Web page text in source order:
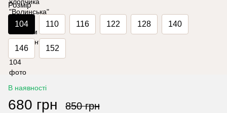
Розмір
104 110 116 122 128 140
146 152
В наявності
680 грн 850 грн